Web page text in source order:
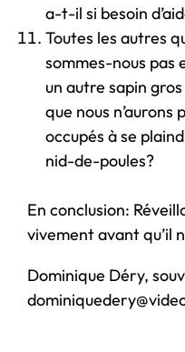
a-t-il si besoin
Toutes les autres
sommes-nous pas
un autre sapin
que nous
occupés à se
nid-de-poules?
En conclusion:
vivement avant qu’il
Dominique Déry,